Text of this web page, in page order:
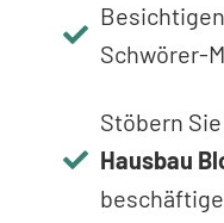
Schwörer-
Stöbern
Hausbau